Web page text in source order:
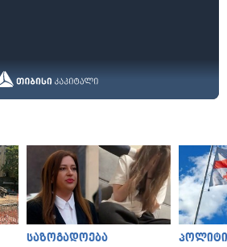
საზოგადოება